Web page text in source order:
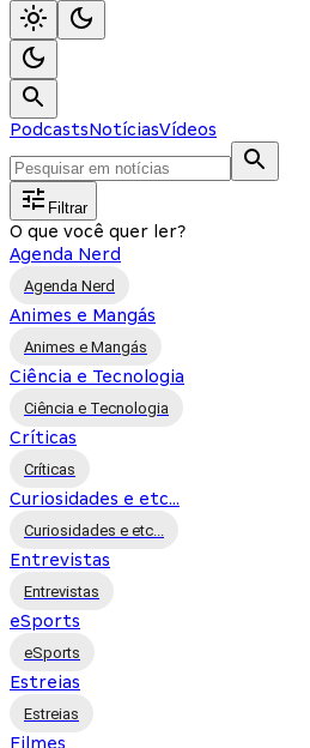
PodcastsNotíciasVídeos
Filtrar
O que você quer ler?
Agenda Nerd
Agenda Nerd
Animes e Mangás
Animes e Mangás
Ciência e Tecnologia
Ciência e Tecnologia
Críticas
Críticas
Curiosidades e etc...
Curiosidades e etc...
Entrevistas
Entrevistas
eSports
eSports
Estreias
Estreias
Filmes